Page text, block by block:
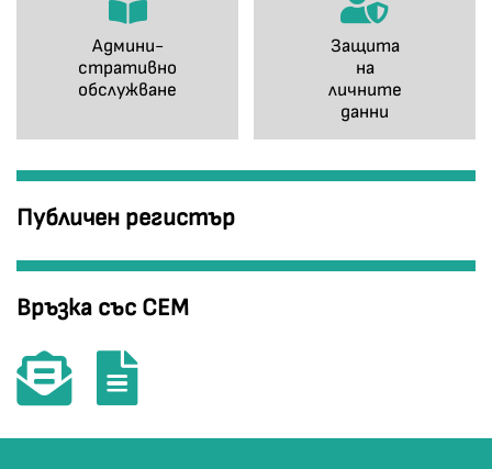
Админи-
стративно
обслужване
Защита
на
личните
данни
Публичен регистър
Връзка със СЕМ